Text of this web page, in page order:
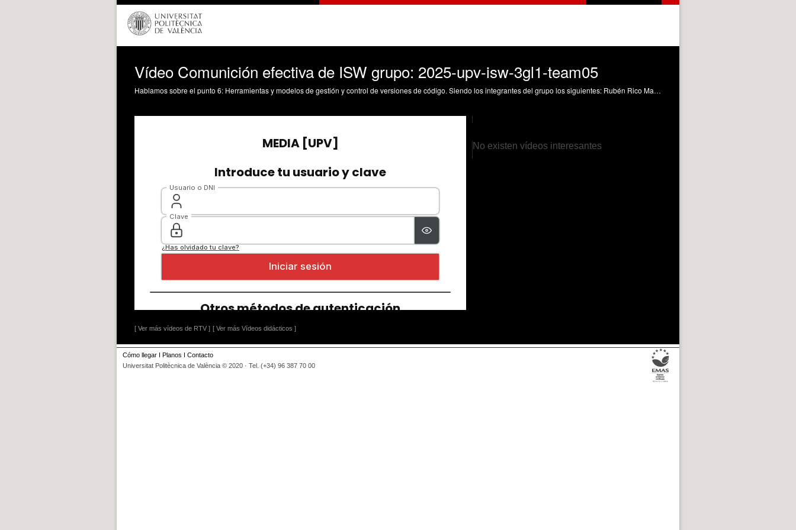
Vídeo Comunición efectiva de ISW grupo: 2025-upv-isw-3gl1-team05
Hablamos sobre el punto 6: Herramientas y modelos de gestión y control de versiones de código. Siendo los integrantes del grupo los siguientes: Rubén Rico Martínez David Miralles Avilés Hugo Pagán Navarro Francisco Blanco Miguel
[ Ver más vídeos de RTV ] [ Ver más Vídeos didácticos ]
No existen vídeos interesantes
Cómo llegar I Planos I Contacto
Universitat Politècnica de València © 2020 · Tel. (+34) 96 387 70 00